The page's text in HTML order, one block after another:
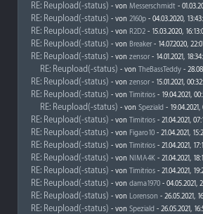
RE: Reupload(-status) - von Messerschmidt -
RE: Reupload(-status) - von 2160p - 04.03.2020,
RE: Reupload(-status) - von R2D2 - 15.03.2020,
RE: Reupload(-status) - von Breaker- 14.07.2020,
RE: Reupload(-status) - von zensor- 14.01.2021,
RE: Reupload(-status) - von TheBassTeddy -
RE: Reupload(-status) - von zensor- 15.01.2021,
RE: Reupload(-status) - von Timitrios - 19.04.2021,
RE: Reupload(-status) - von Speziald - 19.04.2021,
RE: Reupload(-status) - von Timitrios - 21.04.2021,
RE: Reupload(-status) - von Figaro10 - 21.04.2021,
RE: Reupload(-status) - von Timitrios - 21.04.2021,
RE: Reupload(-status) - von NIMA4K - 21.04.2021,
RE: Reupload(-status) - von Timitrios - 21.04.2021,
RE: Reupload(-status) - von dama1970 - 04.05.2021,
RE: Reupload(-status) - von Lorenson - 26.05.2021,
RE: Reupload(-status) - von Speziald - 26.05.2021,